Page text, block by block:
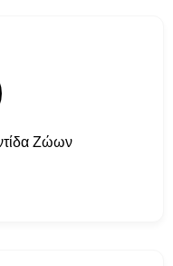
Ζώων